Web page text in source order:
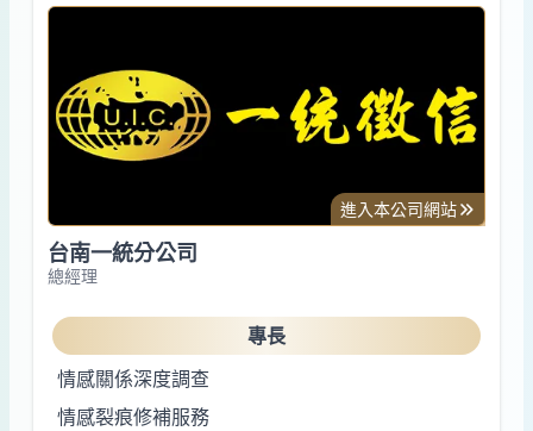
專長
情感關係深度調查
情感裂痕修補服務
進入本公司網站
台南一統分公司
總經理